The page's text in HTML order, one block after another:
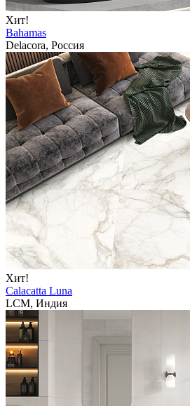
Хит!
Bahamas
Delacora, Россия
Хит!
Calacatta Luna
LCM, Индия